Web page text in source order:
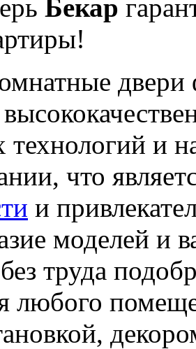
Бекар
и
что
и
моделей и
труда
любого